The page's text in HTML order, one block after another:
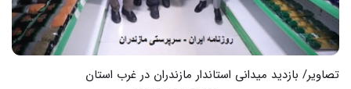
تصاویر/ بازدید میدانی استاندار مازندران در غرب استان